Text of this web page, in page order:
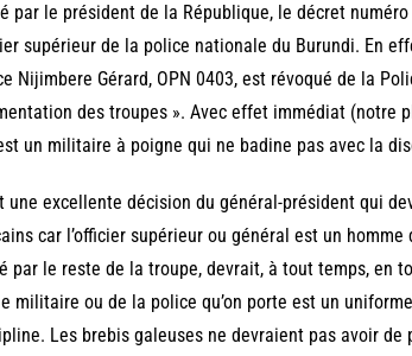
par le président de la République, le décret
supérieur de la police nationale du Burundi. En
Nijimbere Gérard, OPN 0403, est révoqué de la
des troupes ». Avec effet immédiat (notre
un militaire à poigne qui ne badine pas avec la
une excellente décision du général-président qui
car l’officier supérieur ou général est un
par le reste de la troupe, devrait, à tout temps, en
militaire ou de la police qu’on porte est un
Les brebis galeuses ne devraient pas avoir